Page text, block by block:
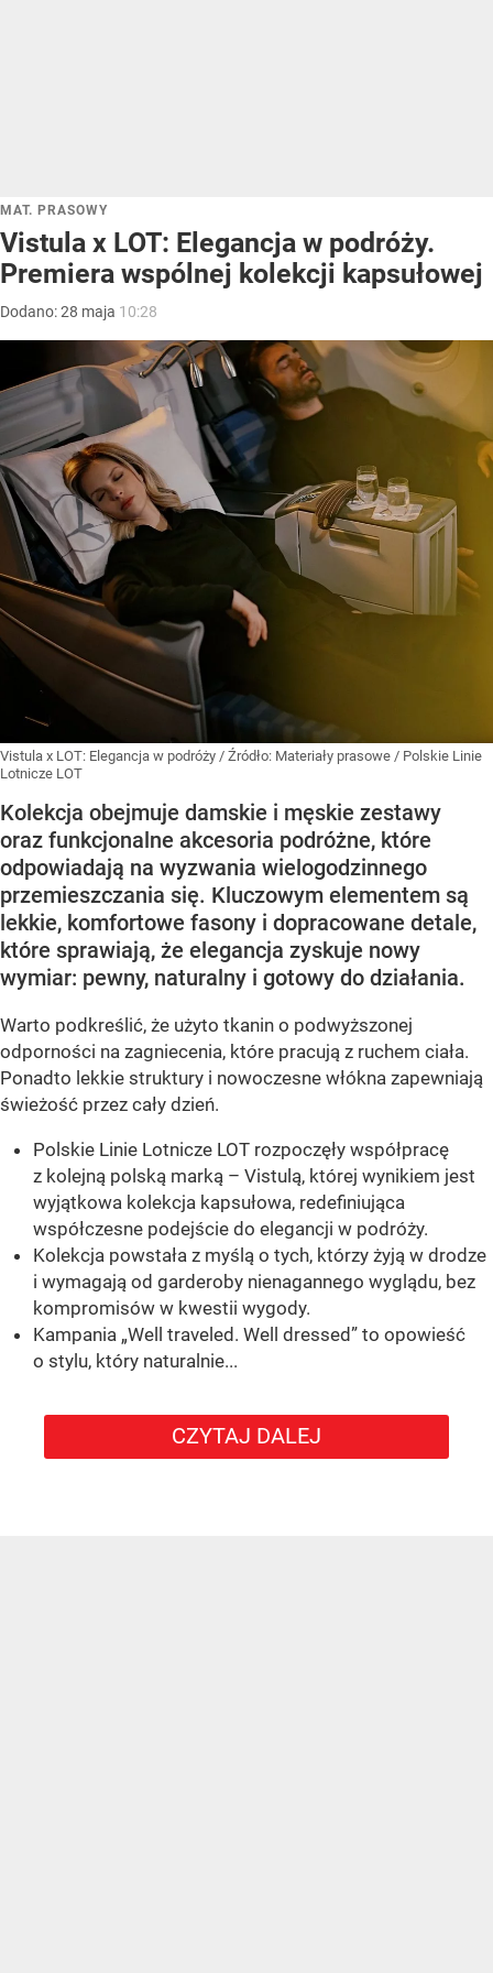
MAT. PRASOWY
Vistula x LOT: Elegancja w podróży.
Premiera wspólnej kolekcji kapsułowej
Dodano:28 maja 10:28
Vistula x LOT: Elegancja w podróży / Źródło: Materiały prasowe / Polskie Linie
Lotnicze LOT
Kolekcja obejmuje damskie i męskie zestawy
oraz funkcjonalne akcesoria podróżne, które
odpowiadają na wyzwania wielogodzinnego
przemieszczania się. Kluczowym elementem są
lekkie, komfortowe fasony i dopracowane detale,
które sprawiają, że elegancja zyskuje nowy
wymiar: pewny, naturalny i gotowy do działania.
Warto podkreślić, że użyto tkanin o podwyższonej
odporności na zagniecenia, które pracują z ruchem ciała.
Ponadto lekkie struktury i nowoczesne włókna zapewniają
świeżość przez cały dzień.
Polskie Linie Lotnicze LOT rozpoczęły współpracę
z kolejną polską marką – Vistulą, której wynikiem jest
wyjątkowa kolekcja kapsułowa, redefiniująca
współczesne podejście do elegancji w podróży.
Kolekcja powstała z myślą o tych, którzy żyją w drodze
i wymagają od garderoby nienagannego wyglądu, bez
kompromisów w kwestii wygody.
Kampania „Well traveled. Well dressed” to opowieść
o stylu, który naturalnie...
CZYTAJ DALEJ